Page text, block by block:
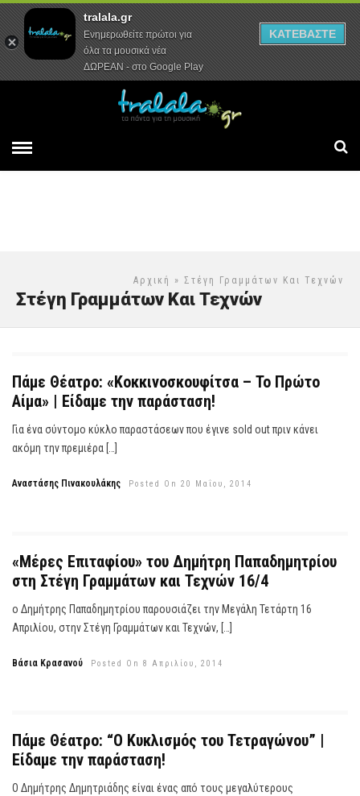
Αρχική Συνεντεύξεις Ρεπορτάζ
Αρχική » Στέγη Γραμμάτων Και Τεχνών
Στέγη Γραμμάτων Και Τεχνών
Πάμε Θέατρο: «Κοκκινοσκουφίτσα – Το Πρώτο
Αίμα» | Είδαμε την παράσταση!
Για ένα σύντομο κύκλο παραστάσεων που έγινε sold out πριν κάνει
ακόμη την πρεμιέρα […]
Αναστάσης Πινακουλάκης Posted On 20 Μαΐου, 2014
«Μέρες Επιταφίου» του Δημήτρη Παπαδημητρίου
στη Στέγη Γραμμάτων και Τεχνών 16/4
ο Δημήτρης Παπαδημητρίου παρουσιάζει την Μεγάλη Τετάρτη 16
Απριλίου, στην Στέγη Γραμμάτων και Τεχνών, […]
Βάσια Κρασανού Posted On 8 Απριλίου, 2014
Πάμε Θέατρο: “Ο Κυκλισμός του Τετραγώνου” |
Είδαμε την παράσταση!
Ο Δημήτρης Δημητριάδης είναι ένας από τους μεγαλύτερους
tralala.gr
Ενημερωθείτε πρώτοι για
όλα τα μουσικά νέα
ΔΩΡΕΑΝ - στο Google Play
ΚΑΤΕΒΑΣΤΕ